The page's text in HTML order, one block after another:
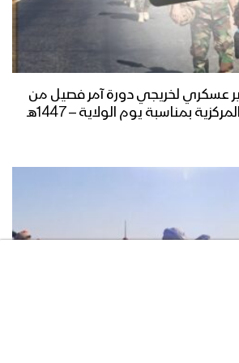
الجهاد – الحلقة الرمضانية الثانية من
– 1444هـ
عسكري لخريجي دورة آمر فصيل من
بمناسبة يوم الولاية – 1447هـ